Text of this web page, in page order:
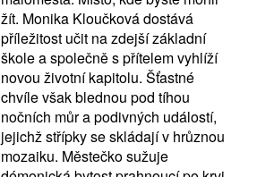
žít. Monika Kloučková dostává
příležitost učit na zdejší základní
škole a společně s přítelem vyhlíží
novou životní kapitolu. Šťastné
chvíle však blednou pod tíhou
nočních můr a podivných událostí,
jejichž střípky se skládají v hrůznou
mozaiku. Městečko sužuje